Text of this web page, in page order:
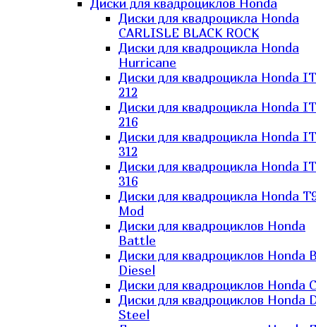
Диски для квадроциклов Honda
Диски для квадроцикла Honda
CARLISLE BLACK ROCK
Диски для квадроцикла Honda
Hurricane
Диски для квадроцикла Honda
212
Диски для квадроцикла Honda
216
Диски для квадроцикла Honda
312
Диски для квадроцикла Honda
316
Диски для квадроцикла Honda
Mod
Диски для квадроциклов Honda
Battle
Диски для квадроциклов Honda
Diesel
Диски для квадроциклов Honda
Диски для квадроциклов Honda
Steel